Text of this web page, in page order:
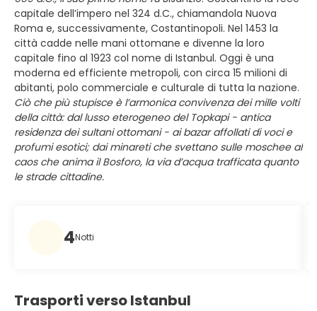
capitale dell’impero nel 324 d.C., chiamandola Nuova
Roma e, successivamente, Costantinopoli. Nel 1453 la
città cadde nelle mani ottomane e divenne la loro
capitale fino al 1923 col nome di Istanbul. Oggi è una
moderna ed efficiente metropoli, con circa 15 milioni di
abitanti, polo commerciale e culturale di tutta la nazione.
Ciò che più stupisce è l’armonica convivenza dei mille volti
della città: dal lusso eterogeneo del Topkapi - antica
residenza dei sultani ottomani - ai bazar affollati di voci e
profumi esotici; dai minareti che svettano sulle moschee al
caos che anima il Bosforo, la via d’acqua trafficata quanto
le strade cittadine.
4Notti
Trasporti verso Istanbul